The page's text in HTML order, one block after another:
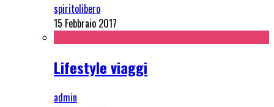
spiritolibero
15 Febbraio 2017
Lifestyle viaggi
admin